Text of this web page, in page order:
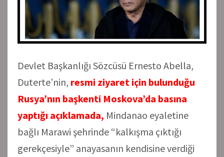
Devlet Başkanlığı Sözcüsü Ernesto Abella,
Duterte’nin, resmi ziyaret için bulunduğu
Rusya’nın başkenti Moskova’da basına
yaptığı açıklamada, Mindanao eyaletine
bağlı Marawi şehrinde “kalkışma çıktığı
gerekçesiyle” anayasanın kendisine verdiği